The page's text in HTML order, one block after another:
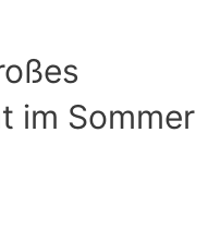
im Sommer